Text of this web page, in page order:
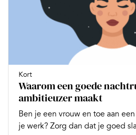
Kort
Waarom een goede
ambitieuzer maakt
Ben je een vrouw en toe aan
je werk? Zorg dan dat je goed